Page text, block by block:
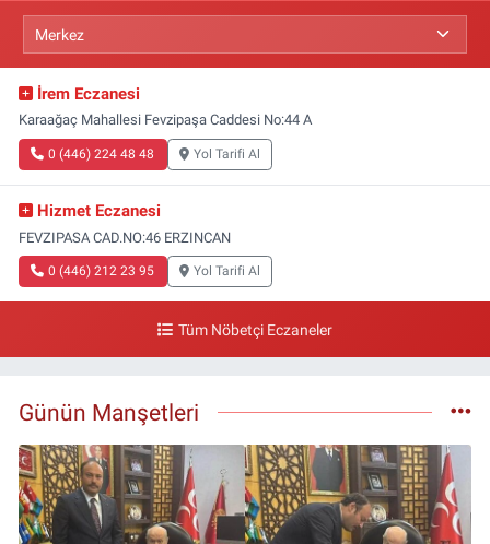
İrem Eczanesi
Karaağaç Mahallesi Fevzipaşa Caddesi No:44 A
0 (446) 224 48 48 Yol Tarifi Al
Hizmet Eczanesi
FEVZIPASA CAD.NO:46 ERZINCAN
0 (446) 212 23 95 Yol Tarifi Al
Tüm Nöbetçi Eczaneler
Günün Manşetleri